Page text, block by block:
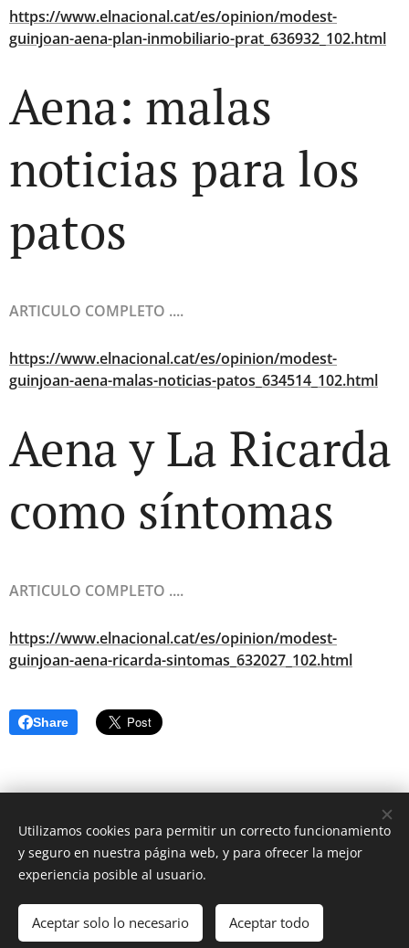
https://www.elnacional.cat/es/opinion/modest-
guinjoan-aena-plan-inmobiliario-prat_636932_102.html
Aena: malas
noticias para los
patos
ARTICULO COMPLETO ....
https://www.elnacional.cat/es/opinion/modest-
guinjoan-aena-malas-noticias-patos_634514_102.html
Aena y La Ricarda
como síntomas
ARTICULO COMPLETO ....
https://www.elnacional.cat/es/opinion/modest-
guinjoan-aena-ricarda-sintomas_632027_102.html
Share
ASOCIACION VECINOS GAVAMAR © Todos los derechos
reservados 2019
Creado conWebnode Cookies
¡Crea tu página web gratis! Comenzar
Utilizamos cookies para permitir un correcto funcionamiento
y seguro en nuestra página web, y para ofrecer la mejor
experiencia posible al usuario.
Aceptar solo lo necesario Aceptar todo